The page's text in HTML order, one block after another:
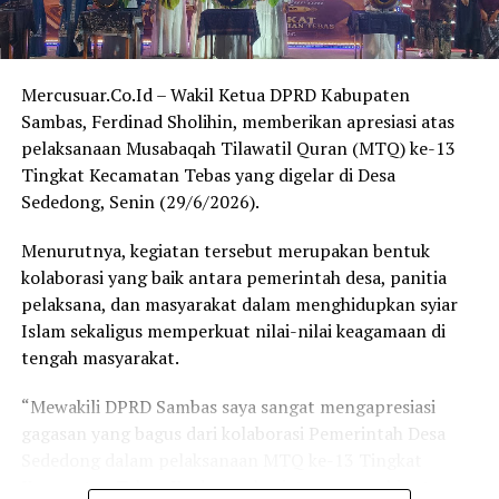
2024 KPU Provinsi Kalimantan Barat, jumlah pemilih di
tiga daerah tersebut terdiri atas:
Kabupaten Sambas: 458.286 pemilih
Kabupaten Bengkayang: 206.526 pemilih
Kota Singkawang: 169.951 pemilih
Sehingga total jumlah pemilih di ketiga daerah mencapai
sekitar 834.763 pemilih.
Sehan menegaskan bahwa besarnya jumlah pemilih
tersebut menunjukkan kawasan Sambas, Bengkayang,
dan Singkawang memiliki potensi yang cukup untuk
mendapatkan representasi politik yang lebih
proporsional apabila dilakukan penataan daerah
pemilihan sesuai ketentuan yang berlaku.
Mercusuar.Co.Id – Wakil Ketua DPRD Kabupaten
Sambas, Ferdinad Sholihin, memberikan apresiasi atas
pelaksanaan Musabaqah Tilawatil Quran (MTQ) ke-13
Tingkat Kecamatan Tebas yang digelar di Desa
Sededong, Senin (29/6/2026).
Menurutnya, kegiatan tersebut merupakan bentuk
kolaborasi yang baik antara pemerintah desa, panitia
pelaksana, dan masyarakat dalam menghidupkan syiar
Islam sekaligus memperkuat nilai-nilai keagamaan di
tengah masyarakat.
“Mewakili DPRD Sambas saya sangat mengapresiasi
gagasan yang bagus dari kolaborasi Pemerintah Desa
Kecamatan Tebas. Ke depan, kegiatan serupa bisa terus